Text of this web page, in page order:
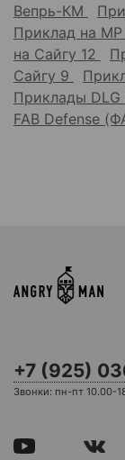
Вепрь-КМ
Приклад на МР
на Сайгу 12
Сайгу 9
Приклады DLG
FAB Defense
+7 (925)
Звонки: пн-пт 10.00-